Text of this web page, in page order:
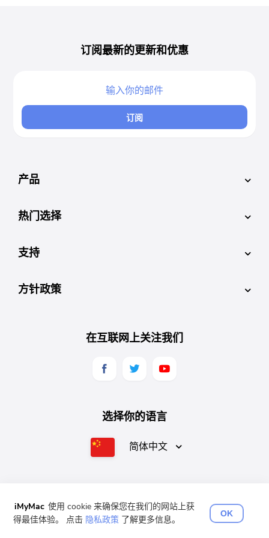
订阅最新的更新和优惠
订阅
产品
热门选择
支持
方针政策
在互联网上关注我们
选择你的语言
简体中文
English Français Deutsch Español
日本語
版权所有©2025 iMyMac。 版权所有。
iMyMac 使用 cookie 来确保您在我们的网站上获
得最佳体验。 点击 隐私政策 了解更多信息。
OK